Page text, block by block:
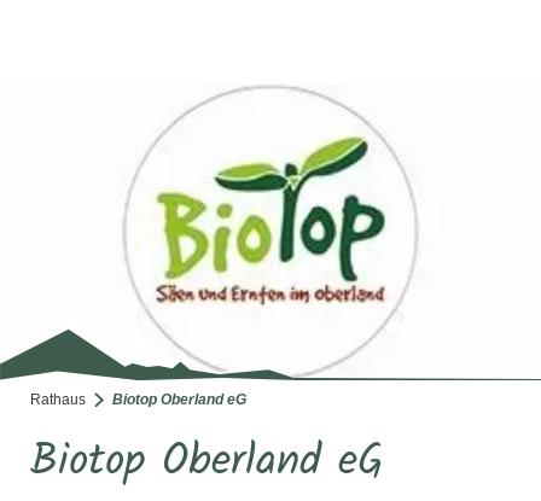
Rathaus Biotop Oberland eG
Biotop Oberland eG